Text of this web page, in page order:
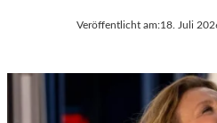
Veröffentlicht am:18. Juli